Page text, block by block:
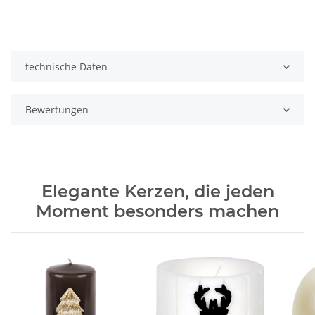
technische Daten
Bewertungen
Elegante Kerzen, die jeden
Moment besonders machen